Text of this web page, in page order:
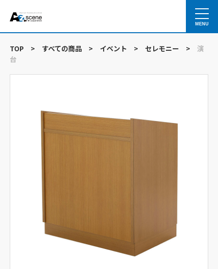
MENU
TOP > すべての商品 > イベント > セレモニー >
演
台